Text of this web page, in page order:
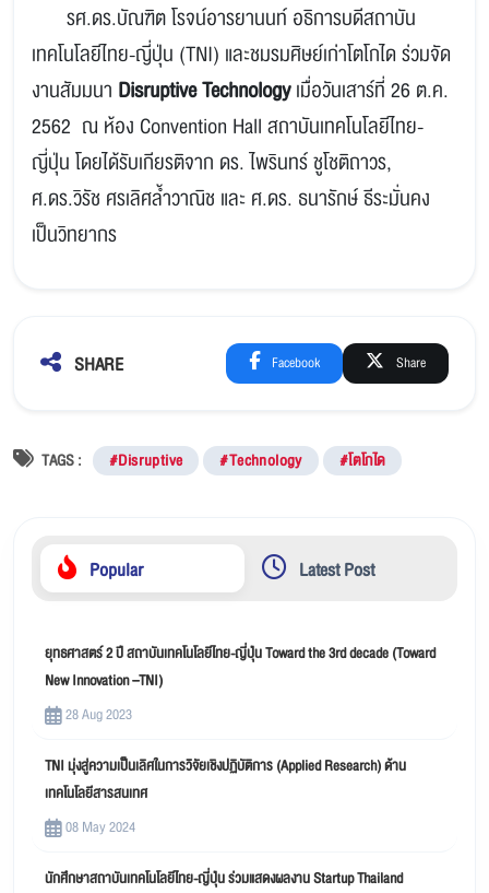
รศ.ดร.บัณฑิต โรจน์อารยานนท์ อธิการบดีสถาบัน
เทคโนโลยีไทย-ญี่ปุ่น (TNI) และชมรมศิษย์เก่าโตโกได ร่วมจัด
งานสัมมนา Disruptive Technologyเมื่อวันเสาร์ที่ 26 ต.ค.
2562 ณ ห้อง Convention Hallสถาบันเทคโนโลยีไทย-
ญี่ปุ่น โดยได้รับเกียรติจาก ดร. ไพรินทร์ ชูโชติถาวร,
ศ.ดร.วิรัช ศรเลิศล้ำวาณิช และ ศ.ดร. ธนารักษ์ ธีระมั่นคง
เป็นวิทยากร
SHARE Facebook Share
TAGS : #Disruptive #Technology #โตโกได
Popular Latest Post
ยุทธศาสตร์ 2 ปี สถาบันเทคโนโลยีไทย-ญี่ปุ่น Toward the 3rd decade (Toward
New Innovation –TNI)
28 Aug 2023
TNI มุ่งสู่ความเป็นเลิศในการวิจัยเชิงปฏิบัติการ (Applied Research) ด้าน
เทคโนโลยีสารสนเทศ
08 May 2024
นักศึกษาสถาบันเทคโนโลยีไทย-ญี่ปุ่น ร่วมแสดงผลงาน Startup Thailand